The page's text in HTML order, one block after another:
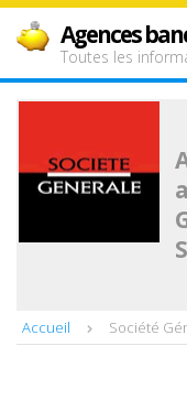
Agences
Toutes les
Accueil Société